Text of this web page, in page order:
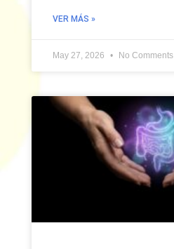
VER MÁS »
May 27, 2026 No Comments